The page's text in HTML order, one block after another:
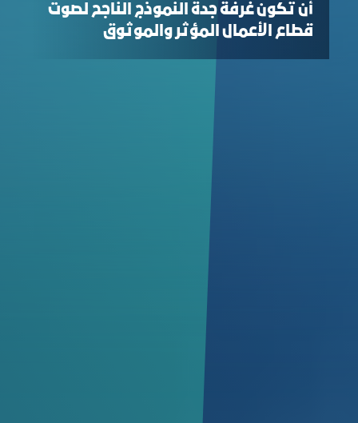
أن تكون غرفة جدة النموذج الناجح لصوت
قطاع الأعمال المؤثر والموثوق